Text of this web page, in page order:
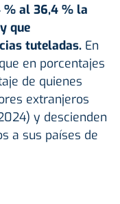
% al 36,4 % la
que
tuteladas. En
en porcentajes
de quienes
extranjeros
y descienden
a sus países de